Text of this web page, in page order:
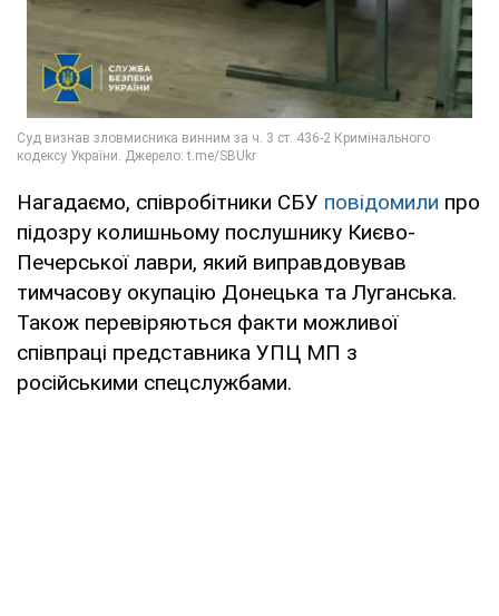
Нагадаємо, співробітники СБУ повідомили про
підозру колишньому послушнику Києво-
Печерської лаври, який виправдовував
тимчасову окупацію Донецька та Луганська.
Також перевіряються факти можливої
співпраці представника УПЦ МП з
російськими спецслужбами.